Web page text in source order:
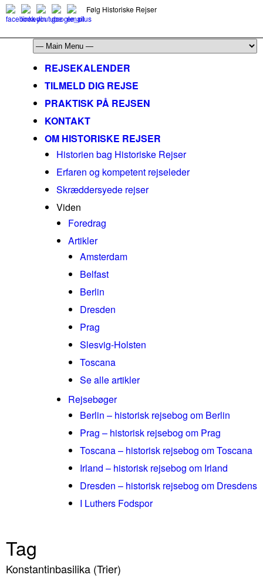
Følg Historiske Rejser
REJSEKALENDER
TILMELD DIG REJSE
PRAKTISK PÅ REJSEN
KONTAKT
OM HISTORISKE REJSER
Historien bag Historiske Rejser
Erfaren og kompetent rejseleder
Skræddersyede rejser
Viden
Foredrag
Artikler
Amsterdam
Belfast
Berlin
Dresden
Prag
Slesvig-Holsten
Toscana
Se alle artikler
Rejsebøger
Berlin – historisk rejsebog om Berlin
Prag – historisk rejsebog om Prag
Toscana – historisk rejsebog om Toscana
Irland – historisk rejsebog om Irland
Dresden – historisk rejsebog om Dresdens
I Luthers Fodspor
Tag
Konstantinbasilika (Trier)